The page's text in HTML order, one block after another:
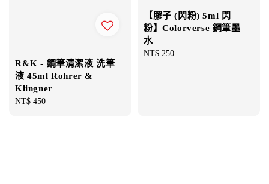
R&K - 鋼筆清潔液 洗筆
液 45ml Rohrer &
Klingner
Regular
NT$ 450
【膠子 (閃粉) 5ml 閃
粉】Colorverse 鋼筆墨
水
Regular
NT$ 250